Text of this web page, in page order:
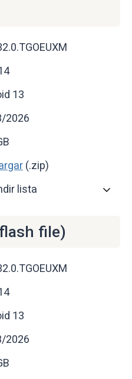
13
2026
(.zip)
lista
file)
13
2026